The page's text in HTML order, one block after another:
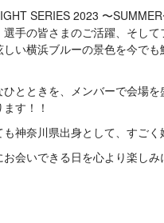
SERIES 2023 〜SUMMER
手の皆さまのご活躍、そして
しい横浜ブルーの景色を今でも
とときを、メンバーで会場
す！！
神奈川県出身として、すごく
会いできる日を心より楽しみ